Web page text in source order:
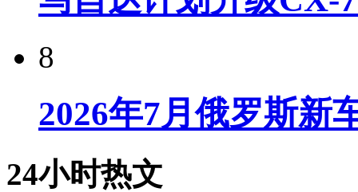
8
2026年7月俄罗斯新
24小时热文